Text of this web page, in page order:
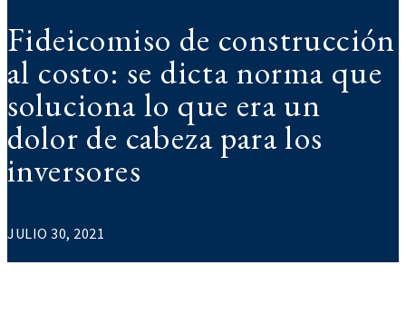
Fideicomiso de construcción
al costo: se dicta norma que
soluciona lo que era un
dolor de cabeza para los
inversores
JULIO 30, 2021